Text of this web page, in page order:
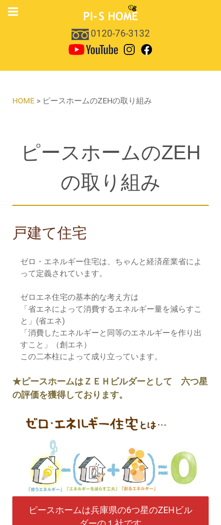
0120-76-3132
HOME > ピースホームのZEHの取り組み
ピースホームのZEH
の取り組み
戸建て住宅
ゼロ・エネルギー住宅は、ちゃんと経済産業省によ
って定義されています。
ゼロエネ住宅の基本的な考え方は
「省エネによって消費するエネルギー量を減らすこ
と」(省エネ)
「消費したエネルギーと同等のエネルギーを作り出
すこと」（創エネ）
この二本柱によって成り立っています。
★ピースホームはＺＥＨビルダーとして 六つ星
の評価を獲得しております。
ピースホームは兵庫県の6つ星のZEHビル